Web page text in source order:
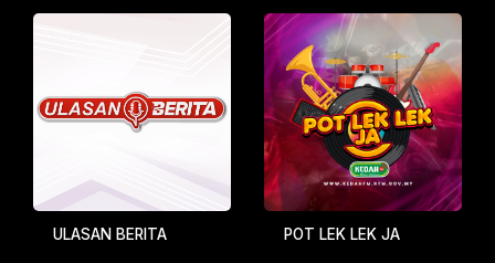
ULASAN BERITA POT LEK LEK JA